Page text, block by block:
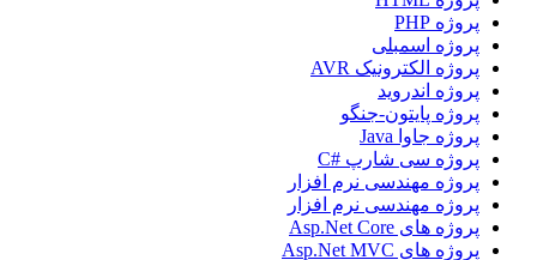
پروژه PHP
پروژه اسمبلی
پروژه الکترونیک AVR
پروژه اندروید
پروژه پایتون-جنگو
پروژه جاوا Java
پروژه سی شارپ #C
پروژه مهندسی نرم افزار
پروژه مهندسی نرم افزار
پروژه های Asp.Net Core
پروژه های Asp.Net MVC